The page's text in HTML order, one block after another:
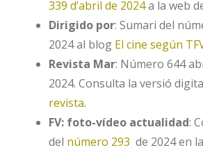
339 d’abril de 2024a la web
Dirigido por: Sumari del
2024 al blog El cine según
Revista Mar: Número 644
2024. Consulta la versió
revista.
FV: foto-vídeo actualidad:
del número 293 de 2024 en